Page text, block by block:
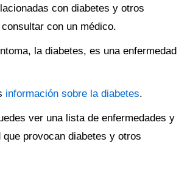
con diabetes y otros
con un médico.
la diabetes, es una enfermedad
información sobre la diabetes.
ver una lista de enfermedades y
provocan diabetes y otros